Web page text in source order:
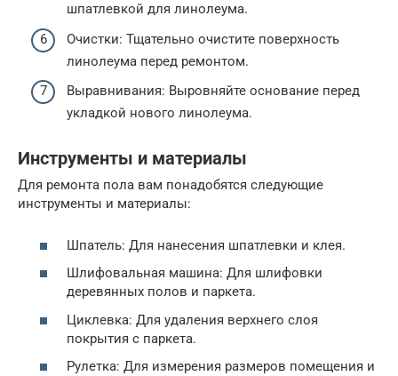
шпатлевкой для линолеума.
Очистки: Тщательно очистите поверхность
линолеума перед ремонтом.
Выравнивания: Выровняйте основание перед
укладкой нового линолеума.
Инструменты и материалы
Для ремонта пола вам понадобятся следующие
инструменты и материалы:
Шпатель: Для нанесения шпатлевки и клея.
Шлифовальная машина: Для шлифовки
деревянных полов и паркета.
Циклевка: Для удаления верхнего слоя
покрытия с паркета.
Рулетка: Для измерения размеров помещения и